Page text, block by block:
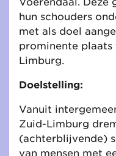
hun schouders
met als doel
prominente
Limburg.
Doelstelling:
Vanuit
Zuid-Limburg
(achterblijvende)
van mensen met